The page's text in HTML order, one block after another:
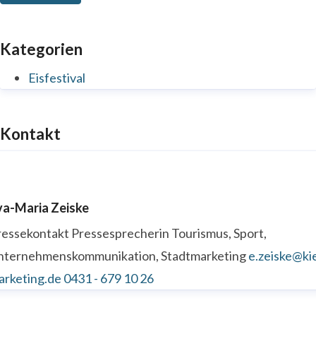
Kategorien
Eisfestival
Kontakt
Maria Zeiske
Pressesprecherin Tourismus, Sport,
Stadtmarketing
0431 - 679 10 26